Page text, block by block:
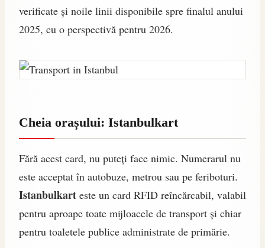
verificate și noile linii disponibile spre finalul anului
2025, cu o perspectivă pentru 2026.
Cheia orașului: Istanbulkart
Fără acest card, nu puteți face nimic. Numerarul nu
este acceptat în autobuze, metrou sau pe feriboturi.
Istanbulkart este un card RFID reîncărcabil, valabil
pentru aproape toate mijloacele de transport și chiar
pentru toaletele publice administrate de primărie.